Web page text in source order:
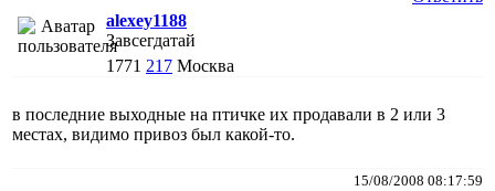
alexey1188
Завсегдатай
1771 217 Москва
в последние выходные на птичке их продавали в 2 или 3
местах, видимо привоз был какой-то.
15/08/2008 08:17:59